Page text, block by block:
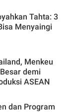
Tahta: 3
Menyaingi
Menkeu
demi
ASEAN
dan Program